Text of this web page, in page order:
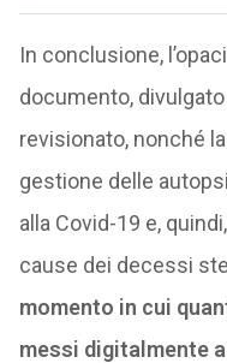
In conclusione,
documento,
revisionato, nonché
gestione delle
alla Covid-19 e,
cause dei decessi
momento in cui
messi digitalmente